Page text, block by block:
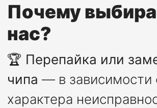
Почему
нас?
🏆 Перепайка или
чипа — в зависимости
характера